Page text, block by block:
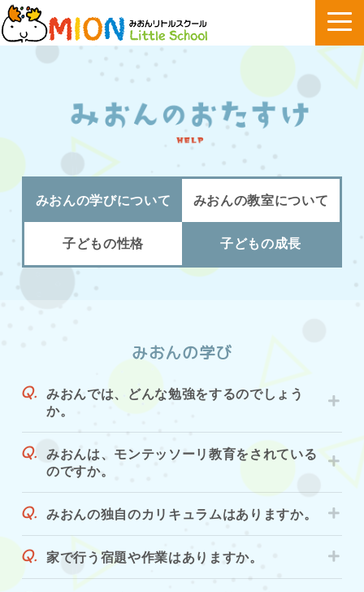
みおんの学びについて みおんの教室について
子どもの性格 子どもの成長
みおんの学び
みおんでは、どんな勉強をするのでしょう
か。
みおんは、モンテッソーリ教育をされている
のですか。
みおんの独自のカリキュラムはありますか。
家で行う宿題や作業はありますか。